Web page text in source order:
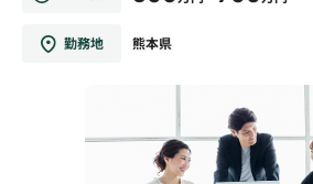
勤務地 熊本県